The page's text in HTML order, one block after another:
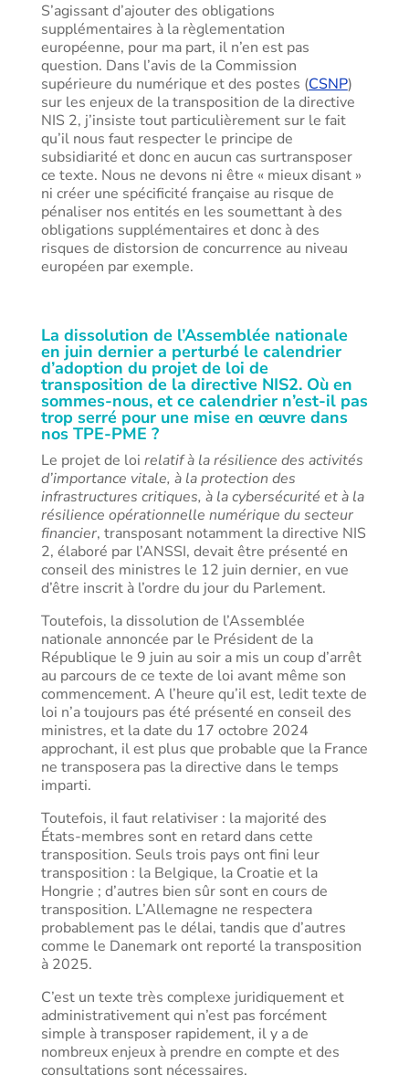
S’agissant d’ajouter des obligations
supplémentaires à la règlementation
européenne, pour ma part, il n’en est pas
question. Dans l’avis de la Commission
supérieure du numérique et des postes (CSNP)
sur les enjeux de la transposition de la directive
NIS 2, j’insiste tout particulièrement sur le fait
qu’il nous faut respecter le principe de
subsidiarité et donc en aucun cas surtransposer
ce texte. Nous ne devons ni être « mieux disant »
ni créer une spécificité française au risque de
pénaliser nos entités en les soumettant à des
obligations supplémentaires et donc à des
risques de distorsion de concurrence au niveau
européen par exemple.
La dissolution de l’Assemblée nationale
en juin dernier a perturbé le calendrier
d’adoption du projet de loi de
transposition de la directive NIS2. Où en
sommes-nous, et ce calendrier n’est-il pas
trop serré pour une mise en œuvre dans
nos TPE-PME ?
Le projet de loi relatif à la résilience des activités
d’importance vitale, à la protection des
infrastructures critiques, à la cybersécurité et à la
résilience opérationnelle numérique du secteur
financier, transposant notamment la directive NIS
2, élaboré par l’ANSSI, devait être présenté en
conseil des ministres le 12 juin dernier, en vue
d’être inscrit à l’ordre du jour du Parlement.
Toutefois, la dissolution de l’Assemblée
nationale annoncée par le Président de la
République le 9 juin au soir a mis un coup d’arrêt
au parcours de ce texte de loi avant même son
commencement. A l’heure qu’il est, ledit texte de
loi n’a toujours pas été présenté en conseil des
ministres, et la date du 17 octobre 2024
approchant, il est plus que probable que la France
ne transposera pas la directive dans le temps
imparti.
Toutefois, il faut relativiser : la majorité des
États-membres sont en retard dans cette
transposition. Seuls trois pays ont fini leur
transposition : la Belgique, la Croatie et la
Hongrie ; d’autres bien sûr sont en cours de
transposition. L’Allemagne ne respectera
probablement pas le délai, tandis que d’autres
comme le Danemark ont reporté la transposition
à 2025.
C’est un texte très complexe juridiquement et
administrativement qui n’est pas forcément
simple à transposer rapidement, il y a de
nombreux enjeux à prendre en compte et des
consultations sont nécessaires.